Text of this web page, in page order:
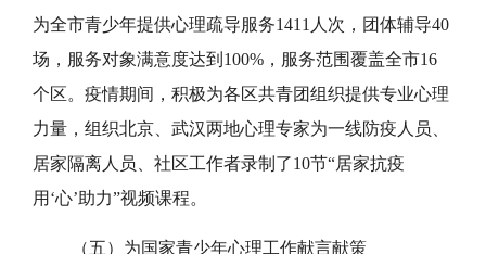
为全市青少年提供心理疏导服务1411人次，团体辅导40
场，服务对象满意度达到100%，服务范围覆盖全市16
个区。疫情期间，积极为各区共青团组织提供专业心理
力量，组织北京、武汉两地心理专家为一线防疫人员、
居家隔离人员、社区工作者录制了10节“居家抗疫
用‘心’助力”视频课程。
（五）为国家青少年心理工作献言献策